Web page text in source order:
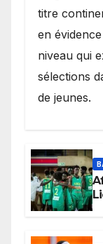
titre
en
niveau qui
sélections
de jeunes.